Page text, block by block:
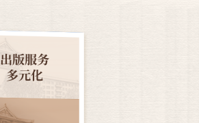
出版服务
多元化